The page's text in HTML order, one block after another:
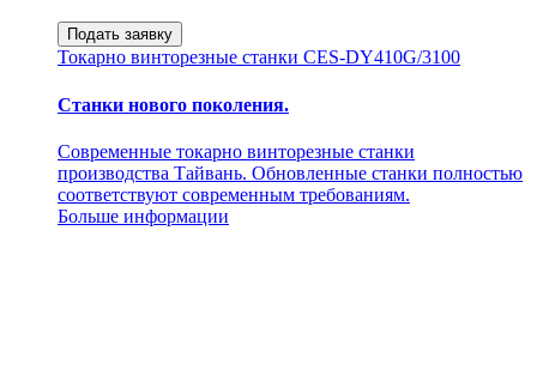
Подать заявку
Токарно винторезные станки CES-DY410G/3100
Станки нового поколения.
Современные токарно винторезные станки
производства Тайвань. Обновленные станки полностью
соответствуют современным требованиям.
Больше информации